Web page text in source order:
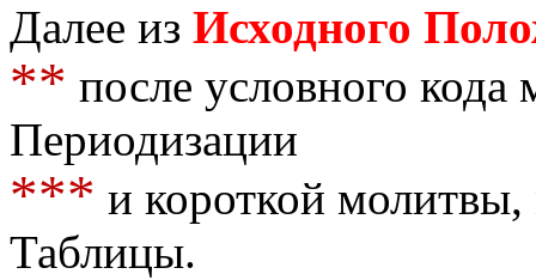
Далее из Исходного
** после условного кода
Периодизации
*** и короткой
Таблицы.